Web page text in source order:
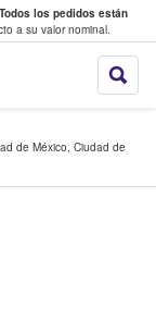
Todos los pedidos están
a su valor nominal.
de México, Ciudad de